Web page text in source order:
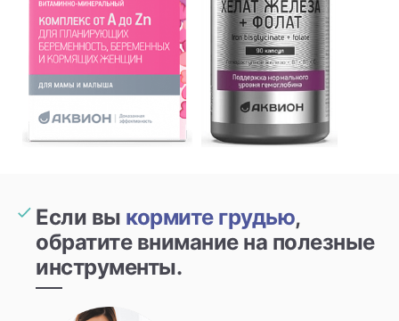
Если вы кормите грудью,
обратите внимание на полезные
инструменты.